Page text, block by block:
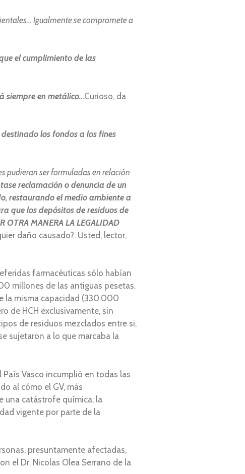
Igualmente se compromete a
el cumplimiento de las
siempre en metálico…Curioso, da
los fondos a los fines
pudieran ser formuladas en relación
reclamación o denuncia de un
restaurando el medio ambiente a
que los depósitos de residuos de
OTRA MANERA LA LEGALIDAD
daño causado?. Usted, lector,
farmacéuticas sólo habían
millones de las antiguas pesetas.
la misma capacidad (330.000
de HCH exclusivamente, sin
de residuos mezclados entre si,
sujetaron a lo que marcaba la
Vasco incumplió en todas las
al cómo el GV, más
una catástrofe química; la
vigente por parte de la
presuntamente afectadas,
el Dr. Nicolas Olea Serrano de la